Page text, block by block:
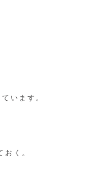
います。
く。